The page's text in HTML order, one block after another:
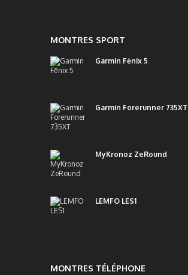
MONTRES SPORT
Garmin Fēnix 5
Garmin Forerunner 735XT
MyKronoz ZeRound
LEMFO LES1
MONTRES TÉLÉPHONE